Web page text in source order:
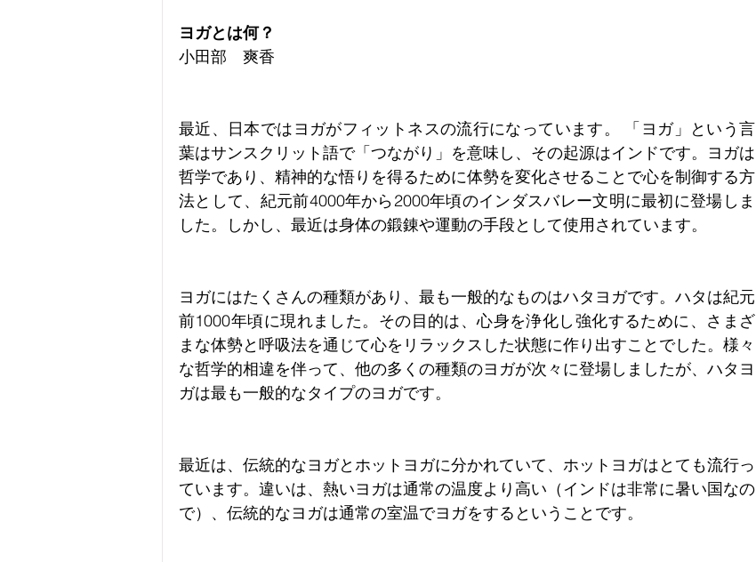
ヨガとは何？
小田部　爽香
最近、日本ではヨガがフィットネスの流行になっています。 「ヨガ」という言
葉はサンスクリット語で「つながり」を意味し、その起源はインドです。ヨガは
哲学であり、精神的な悟りを得るために体勢を変化させることで心を制御する方
法として、紀元前4000年から2000年頃のインダスバレー文明に最初に登場しま
した。しかし、最近は身体の鍛錬や運動の手段として使用されています。
ヨガにはたくさんの種類があり、最も一般的なものはハタヨガです。ハタは紀元
前1000年頃に現れました。その目的は、心身を浄化し強化するために、さまざ
まな体勢と呼吸法を通じて心をリラックスした状態に作り出すことでした。様々
な哲学的相違を伴って、他の多くの種類のヨガが次々に登場しましたが、ハタヨ
ガは最も一般的なタイプのヨガです。
最近は、伝統的なヨガとホットヨガに分かれていて、ホットヨガはとても流行っ
ています。違いは、熱いヨガは通常の温度より高い（インドは非常に暑い国なの
で）、伝統的なヨガは通常の室温でヨガをするということです。